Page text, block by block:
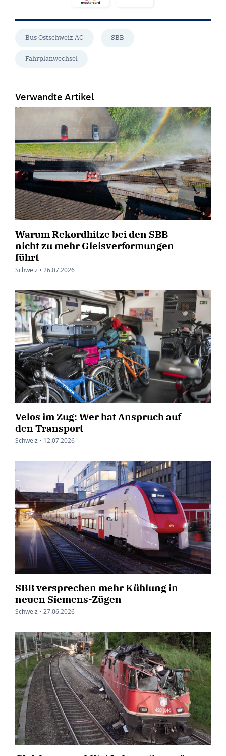
Bus Ostschweiz AG SBB
Fahrplanwechsel
Verwandte Artikel
Warum Rekordhitze bei den SBB
nicht zu mehr Gleisverformungen
führt
Schweiz • 26.07.2026
Velos im Zug: Wer hat Anspruch auf
den Transport
Schweiz • 12.07.2026
SBB versprechen mehr Kühlung in
neuen Siemens-Zügen
Schweiz • 27.06.2026